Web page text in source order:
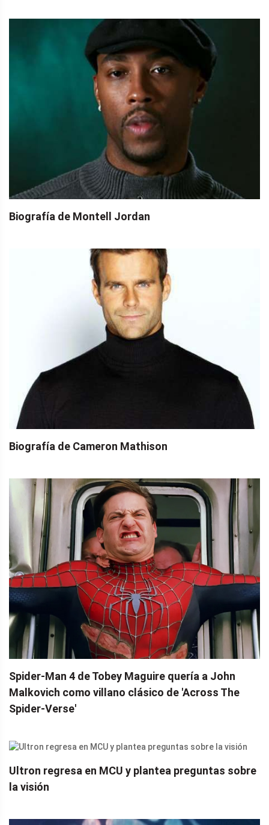
Biografía de Montell Jordan
Biografía de Cameron Mathison
Spider-Man 4 de Tobey Maguire quería a John
Malkovich como villano clásico de 'Across The
Spider-Verse'
Ultron regresa en MCU y plantea preguntas sobre
la visión